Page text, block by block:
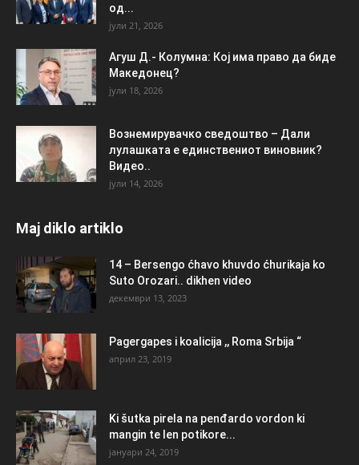
од...
јули 21, 2026
Агуш Д.- Колумна: Кој има право да биде
Македонец?
јули 18, 2026
Вознемирувачко сведоштво – Дали
лулашката е единствениот виновник?
Видео..
јули 14, 2026
Maj diklo artiklo
14 – Bersengo ćhavo khuvdo ćhurikaja ko
Suto Orozari.. dikhen video
декември 13, 2023
Pagergapes i koalicija ,, Roma Srbija “
април 23, 2019
Ki šutka pirela na penđardo vordon ki
mangin te len potikore...
јануари 24, 2019